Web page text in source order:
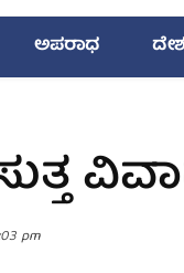
ಅಪರಾಧ ದೇಶ
pm